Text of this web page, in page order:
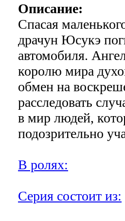
Описание:
Спасая
драчун Юсукэ
автомобиля.
королю мира
обмен на
расследовать
в мир людей,
подозрительно
В ролях:
Серия состоит из: